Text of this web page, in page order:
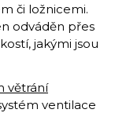
či ložnicemi.
odváděn přes
jakými jsou
větrání
ventilace